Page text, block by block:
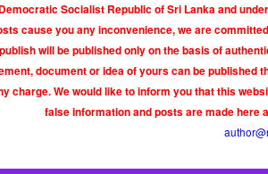
Socialist Republic of Sri Lanka and
cause you any inconvenience, we are
publish will be published only on the basis of
document or idea of yours can be published
charge. We would like to inform you that this
false information and posts are made here